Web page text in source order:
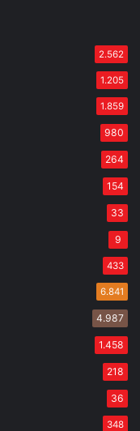
2.562
1.205
1.859
980
264
154
33
9
433
6.841
4.987
1.458
218
36
348